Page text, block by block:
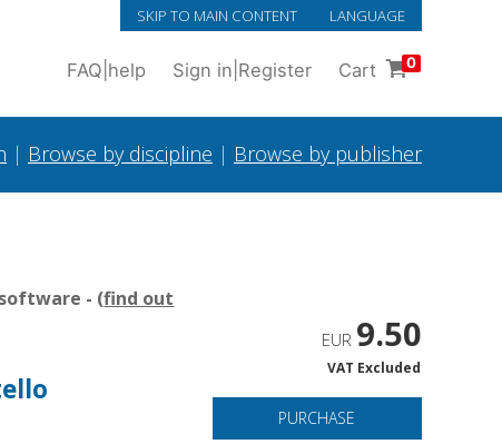
SKIP TO MAIN CONTENT LANGUAGE
FAQ help Sign in Register Cart 0
| Browse by discipline | Browse by publisher
- (find out
EUR 9.50
VAT Excluded
PURCHASE